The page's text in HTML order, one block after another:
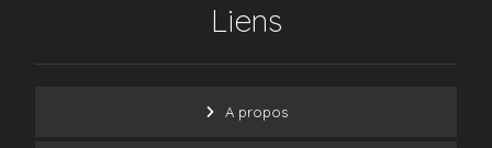
Liens
A propos